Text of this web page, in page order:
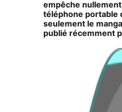
empêche
téléphone portable
seulement le
publié récemment